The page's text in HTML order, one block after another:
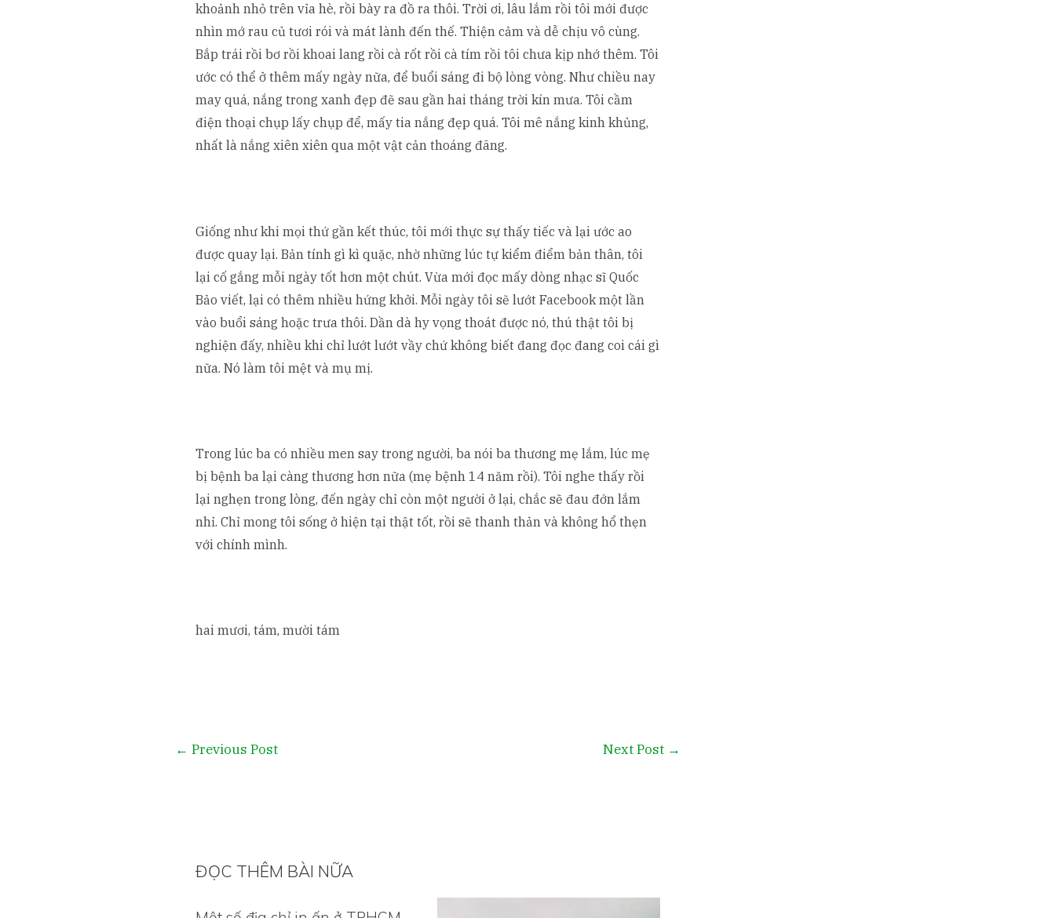
khoảnh nhỏ trên vỉa hè, rồi bày ra đồ ra thôi. Trời ơi, lâu lắm rồi tôi mới được
nhìn mớ rau củ tươi rói và mát lành đến thế. Thiện cảm và dễ chịu vô cùng.
Bắp trái rồi bơ rồi khoai lang rồi cà rốt rồi cà tím rồi tôi chưa kịp nhớ thêm. Tôi
ước có thể ở thêm mấy ngày nữa, để buổi sáng đi bộ lòng vòng. Như chiều nay
may quá, nắng trong xanh đẹp đẽ sau gần hai tháng trời kín mưa. Tôi cầm
điện thoại chụp lấy chụp để, mấy tia nắng đẹp quá. Tôi mê nắng kinh khủng,
nhất là nắng xiên xiên qua một vật cản thoáng đãng.
Giống như khi mọi thứ gần kết thúc, tôi mới thực sự thấy tiếc và lại ước ao
được quay lại. Bản tính gì kì quặc, nhờ những lúc tự kiểm điểm bản thân, tôi
lại cố gắng mỗi ngày tốt hơn một chút. Vừa mới đọc mấy dòng nhạc sĩ Quốc
Bảo viết, lại có thêm nhiều hứng khởi. Mỗi ngày tôi sẽ lướt Facebook một lần
vào buổi sáng hoặc trưa thôi. Dần dà hy vọng thoát được nó, thú thật tôi bị
nghiện đấy, nhiều khi chỉ lướt lướt vầy chứ không biết đang đọc đang coi cái gì
nữa. Nó làm tôi mệt và mụ mị.
Trong lúc ba có nhiều men say trong người, ba nói ba thương mẹ lắm, lúc mẹ
bị bệnh ba lại càng thương hơn nữa (mẹ bệnh 14 năm rồi). Tôi nghe thấy rồi
lại nghẹn trong lòng, đến ngày chỉ còn một người ở lại, chắc sẽ đau đớn lắm
nhỉ. Chỉ mong tôi sống ở hiện tại thật tốt, rồi sẽ thanh thản và không hổ thẹn
với chính mình.
hai mươi, tám, mười tám
← Previous Post Next Post →
ĐỌC THÊM BÀI NỮA